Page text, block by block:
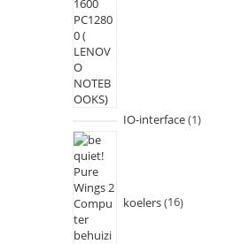
IO-interface 1
koelers 16